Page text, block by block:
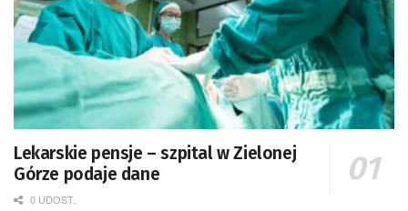
Lekarskie pensje – szpital w Zielonej
Górze podaje dane
0 UDOST.